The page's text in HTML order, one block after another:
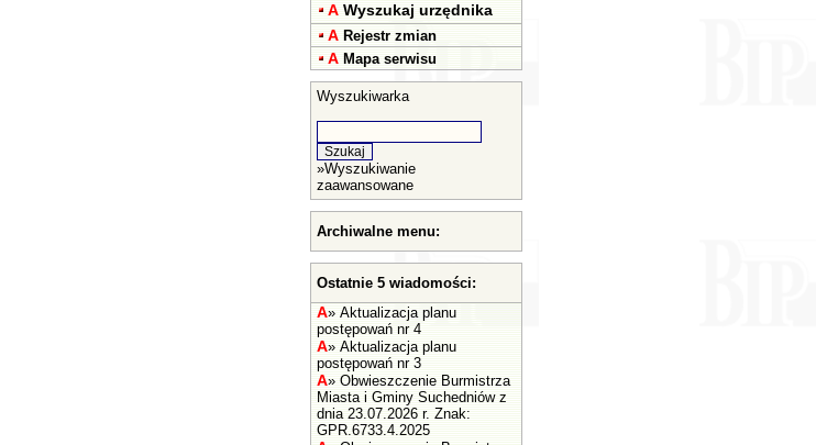
A Wyszukaj urzędnika
A Rejestr zmian
A Mapa serwisu
Wyszukiwarka
»Wyszukiwanie
zaawansowane
Archiwalne menu:
Ostatnie 5 wiadomości:
A» Aktualizacja planu
postępowań nr 4
A» Aktualizacja planu
postępowań nr 3
A» Obwieszczenie Burmistrza
Miasta i Gminy Suchedniów z
dnia 23.07.2026 r. Znak:
GPR.6733.4.2025